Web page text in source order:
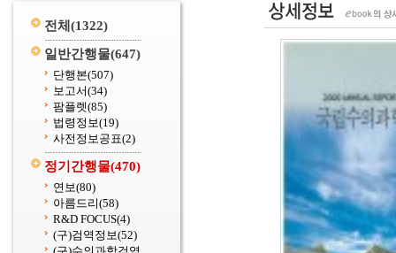
전체 (1322)
일반간행물(647)
단행본(507)
보고서(34)
팜플렛(85)
법령정보(19)
사전정보공표(2)
정기간행물(470)
연보(80)
아름드리(58)
R&D FOCUS(4)
(구)검역정보(52)